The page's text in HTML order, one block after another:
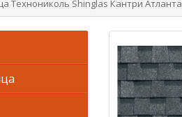
Технониколь Shinglas Кантри Атланта